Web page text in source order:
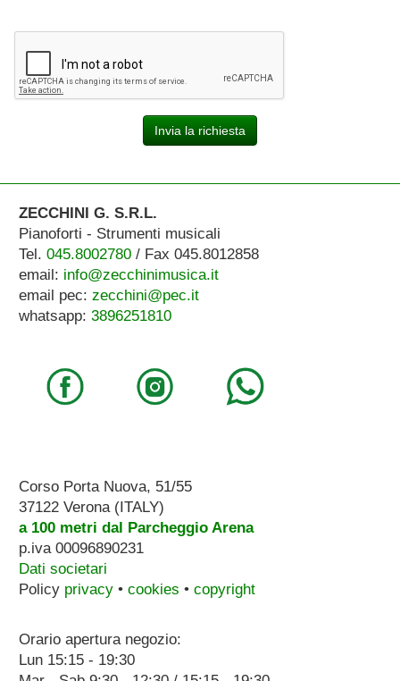
Invia la richiesta
ZECCHINI G. S.R.L.
Pianoforti - Strumenti musicali
Tel. 045.8002780/ Fax 045.8012858
email: info@zecchinimusica.it
email pec: zecchini@pec.it
whatsapp: 3896251810
Corso Porta Nuova, 51/55
37122 Verona (ITALY)
a 100 metri dal Parcheggio Arena
p.iva 00096890231
Dati societari
Policy privacy• cookies • copyright
Orario apertura negozio:
Lun 15:15 - 19:30